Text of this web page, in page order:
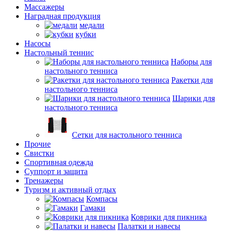
Массажеры
Наградная продукция
медали
кубки
Насосы
Настольный теннис
Наборы для
настольного тенниса
Ракетки для
настольного тенниса
Шарики для
настольного тенниса
Сетки для настольного тенниса
Прочие
Свистки
Спортивная одежда
Суппорт и защита
Тренажеры
Туризм и активный отдых
Компасы
Гамаки
Коврики для пикника
Палатки и навесы